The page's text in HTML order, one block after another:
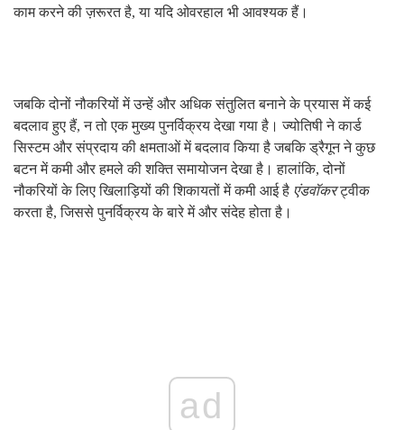
काम करने की ज़रूरत है, या यदि ओवरहाल भी आवश्यक हैं।
जबकि दोनों नौकरियों में उन्हें और अधिक संतुलित बनाने के प्रयास में कई
बदलाव हुए हैं, न तो एक मुख्य पुनर्विक्रय देखा गया है। ज्योतिषी ने कार्ड
सिस्टम और संप्रदाय की क्षमताओं में बदलाव किया है जबकि ड्रैगून ने कुछ
बटन में कमी और हमले की शक्ति समायोजन देखा है। हालांकि, दोनों
नौकरियों के लिए खिलाड़ियों की शिकायतों में कमी आई है एंडवॉकरट्वीक
करता है, जिससे पुनर्विक्रय के बारे में और संदेह होता है।
ad